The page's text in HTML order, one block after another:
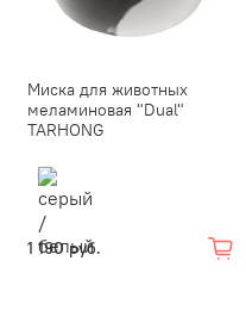
Миска для животных
меламиновая "Dual"
TARHONG
1 190 руб.